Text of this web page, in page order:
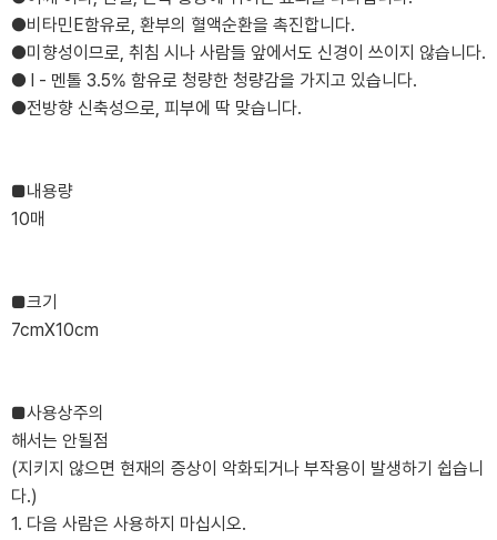
●비타민E함유로, 환부의 혈액순환을 촉진합니다.
●미향성이므로, 취침 시나 사람들 앞에서도 신경이 쓰이지 않습니다.
● l - 멘톨 3.5% 함유로 청량한 청량감을 가지고 있습니다.
●전방향 신축성으로, 피부에 딱 맞습니다.
■내용량
10매
■크기
7cmX10cm
■사용상주의
해서는 안될점
(지키지 않으면 현재의 증상이 악화되거나 부작용이 발생하기 쉽습니
다.)
1. 다음 사람은 사용하지 마십시오.